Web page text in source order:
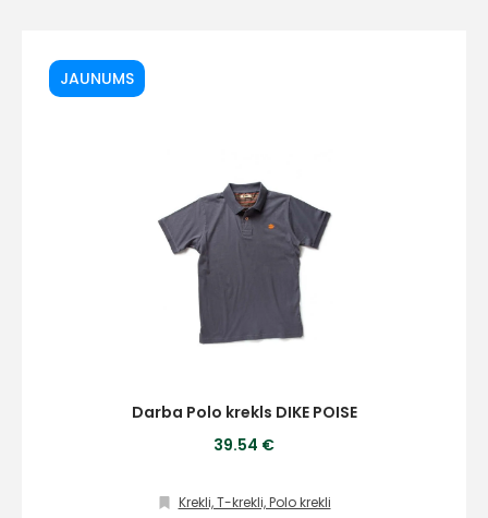
JAUNUMS
Darba Polo krekls DIKE POISE
39.54 €
Krekli, T-krekli, Polo krekli